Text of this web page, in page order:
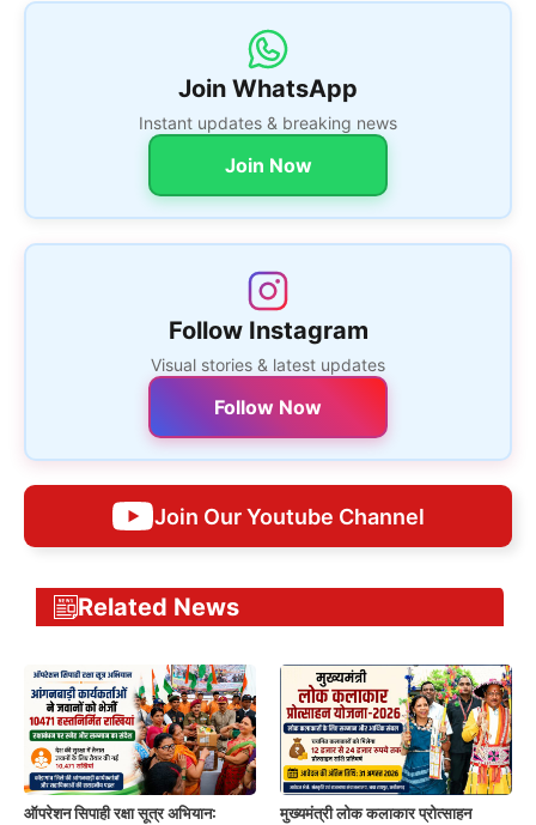
Join WhatsApp
Instant updates & breaking news
Join Now
Follow Instagram
Visual stories & latest updates
Follow Now
Join Our Youtube Channel
Related News
ऑपरेशन सिपाही रक्षा सूत्र अभियान:
मुख्यमंत्री लोक कलाकार प्रोत्साहन